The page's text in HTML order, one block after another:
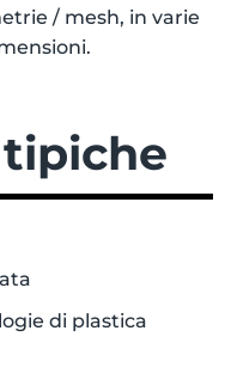
/ mesh, in varie
di plastica